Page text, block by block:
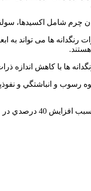
چرم شامل اكسيدها،
ها با كاهش اندازه ذرات
با شرايط معمول رنگرزی می گردد